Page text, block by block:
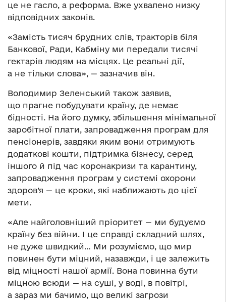
це не гасло, а реформа. Вже ухвалено низку
відповідних законів.
«Замість тисяч брудних слів, тракторів біля
Банкової, Ради, Кабміну ми передали тисячі
гектарів людям на місцях. Це реальні дії,
а не тільки слова», — зазначив він.
Володимир Зеленський також заявив,
що прагне побудувати країну, де немає
бідності. На його думку, збільшення мінімальної
заробітної плати, запровадження програм для
пенсіонерів, завдяки яким вони отримують
додаткові кошти, підтримка бізнесу, серед
іншого й під час коронакризи та карантину,
запровадження програм у системі охорони
здоров’я — це кроки, які наближають до цієї
мети.
«Але найголовніший пріоритет — ми будуємо
країну без війни. І це справді складний шлях,
не дуже швидкий… Ми розуміємо, що мир
повинен бути міцний, назавжди, і це залежить
від міцності нашої армії. Вона повинна бути
міцною всюди — на суші, у воді, в повітрі,
а зараз ми бачимо, що великі загрози